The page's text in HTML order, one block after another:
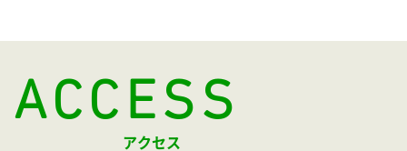
ACCESS
アクセス